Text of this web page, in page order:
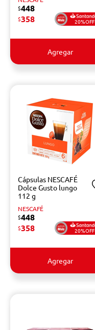
$448
$358 20%OFF
Agregar
Cápsulas NESCAFÉ
Dolce Gusto lungo
112 g
NESCAFÉ
$448
$358 20%OFF
Agregar